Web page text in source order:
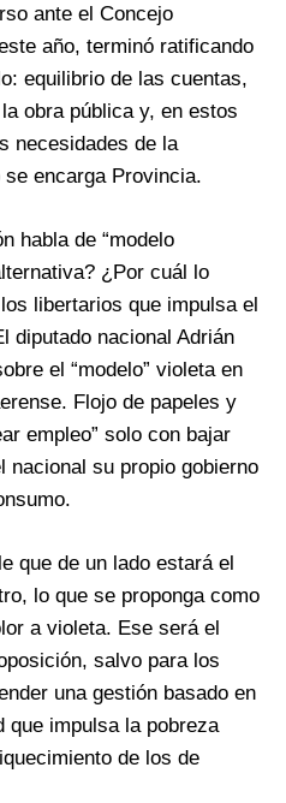
ante el Concejo
año, terminó ratificando
equilibrio de las cuentas,
obra pública y, en estos
necesidades de la
encarga Provincia.
habla de “modelo
¿Por cuál lo
libertarios que impulsa el
diputado nacional Adrián
el “modelo” violeta en
Flojo de papeles y
empleo” solo con bajar
nacional su propio gobierno
que de un lado estará el
lo que se proponga como
a violeta. Ese será el
salvo para los
una gestión basado en
que impulsa la pobreza
de los de